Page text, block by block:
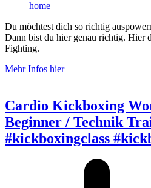
home
Du möchtest dich so richtig
Dann bist du hier genau richtig. Hier
Fighting.
Mehr Infos hier
Cardio Kickboxing
Beginner / Technik
#kickboxingclass